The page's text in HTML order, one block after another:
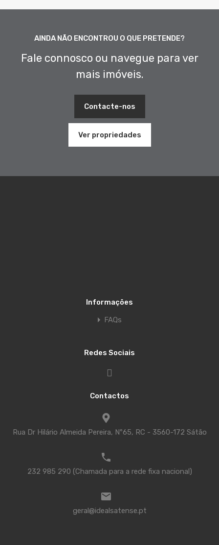
AINDA NÃO ENCONTROU O QUE PRETENDE?
Fale connosco ou navegue para ver
mais imóveis.
Contacte-nos
Ver propriedades
Informações
FAQs
Redes Sociais
Contactos
Rua Dr Hilário Almeida Pereira, Nº65, RC - 3560-172 Sátão
232 985 290 (Chamada para a rede fixa nacional)
geral@idealsatense.pt